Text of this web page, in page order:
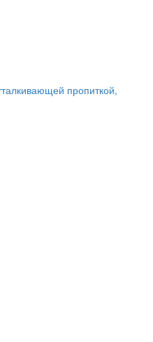
пропиткой,